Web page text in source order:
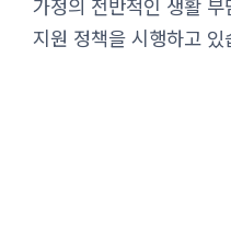
가정의 전반적인 생활
지원 정책을 시행하고 있